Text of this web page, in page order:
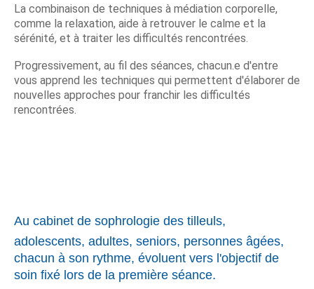
La combinaison de techniques à médiation corporelle,
comme la relaxation, aide à retrouver le calme et la
sérénité, et à traiter les difficultés rencontrées.
Progressivement, au fil des séances, chacun.e d'entre
vous apprend les techniques qui permettent d'élaborer de
nouvelles approches pour franchir les difficultés
rencontrées.
Au cabinet de sophrologie des tilleuls,
adolescents, adultes, seniors, personnes âgées,
chacun à son rythme, évoluent vers l'objectif de
soin fixé lors de la première séance.